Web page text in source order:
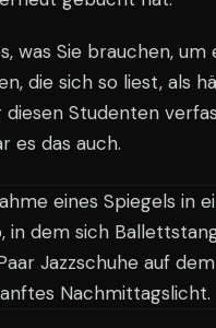
was Sie brauchen,
die sich so liest, als
diesen Studenten
es das auch.